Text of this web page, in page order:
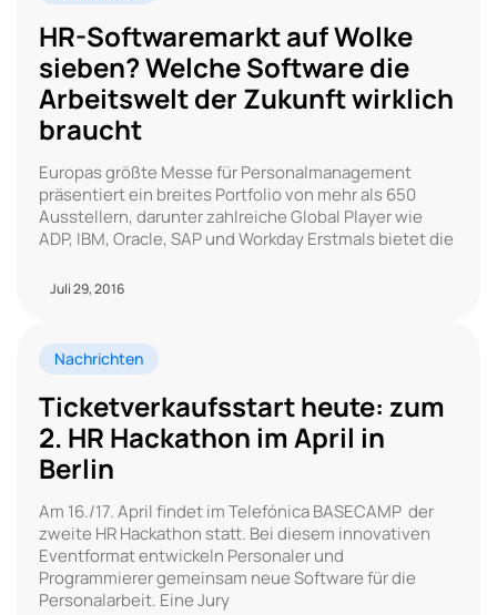
HR-Softwaremarkt auf Wolke
sieben? Welche Software die
Arbeitswelt der Zukunft wirklich
braucht
Europas größte Messe für Personalmanagement
präsentiert ein breites Portfolio von mehr als 650
Ausstellern, darunter zahlreiche Global Player wie
ADP, IBM, Oracle, SAP und Workday Erstmals bietet die
Juli 29, 2016
Nachrichten
Ticketverkaufsstart heute: zum
2. HR Hackathon im April in
Berlin
Am 16./17. April findet im Telefónica BASECAMP der
zweite HR Hackathon statt. Bei diesem innovativen
Eventformat entwickeln Personaler und
Programmierer gemeinsam neue Software für die
Personalarbeit. Eine Jury